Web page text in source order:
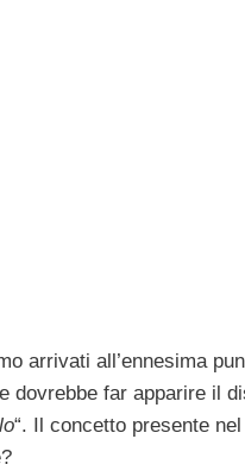
arrivati all’ennesima
dovrebbe far apparire il
“. Il concetto presente